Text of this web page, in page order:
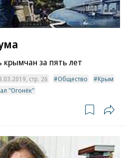
крымчан за пять лет
стр. 26 Общество
Крым
"Огонёк"